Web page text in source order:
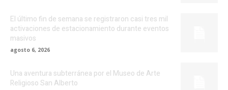
El último fin de semana se registraron casi tres mil
activaciones de estacionamiento durante eventos
masivos
agosto 6, 2026
Una aventura subterránea por el Museo de Arte
Religioso San Alberto